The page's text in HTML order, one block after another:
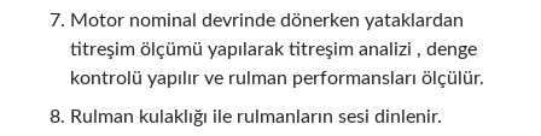
Motor nominal devrinde dönerken yataklardan
titreşim ölçümü yapılarak titreşim analizi , denge
kontrolü yapılır ve rulman performansları ölçülür.
Rulman kulaklığı ile rulmanların sesi dinlenir.